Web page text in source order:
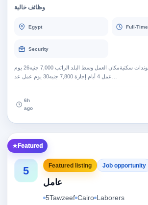
وظائف خالية
Egypt Full-Time
Security
مطلوب أفراد أمن كمبوندات سكنيةمكان العمل وسط البلد الراتب 7,000 جنيه26 يوم
6h
ago
Featured
5 Featured listing Job opportunity
عامل
5Tawzeef Cairo Laborers